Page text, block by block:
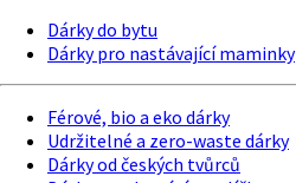
Dárky do bytu
Dárky pro nastávající maminky
Férové, bio a eko dárky
Udržitelné a zero-waste dárky
Dárky od českých tvůrců